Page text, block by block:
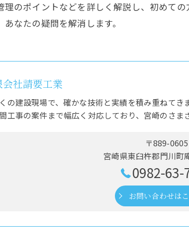
のポイントなどを詳しく解説し、初めて
なたの疑問を解消します。
会社請要工業
の建設現場で、確かな技術と実績を積み重ねて
工事の案件まで幅広く対応しており、宮崎のさま
〒889-0605
宮崎県東臼杵郡門川町
0982-63-
お問い合わせは